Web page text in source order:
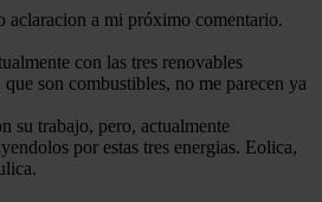
aclaracion a mi próximo comentario.
con las tres renovables
que son combustibles, no me parecen ya
su trabajo, pero, actualmente
por estas tres energias. Eolica,